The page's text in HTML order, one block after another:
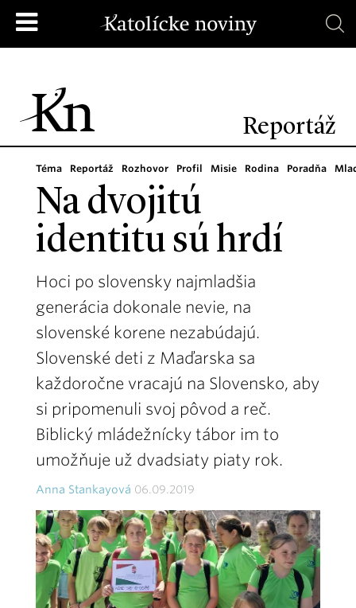
Reportáž
Téma Reportáž Rozhovor Profil Misie Rodina Poradňa
Na dvojitú
identitu sú hrdí
Hoci po slovensky najmladšia
generácia dokonale nevie, na
slovenské korene nezabúdajú.
Slovenské deti z Maďarska sa
každoročne vracajú na Slovensko, aby
si pripomenuli svoj pôvod a reč.
Biblický mládežnícky tábor im to
umožňuje už dvadsiaty piaty rok.
Anna Stankayová 06.09.2019